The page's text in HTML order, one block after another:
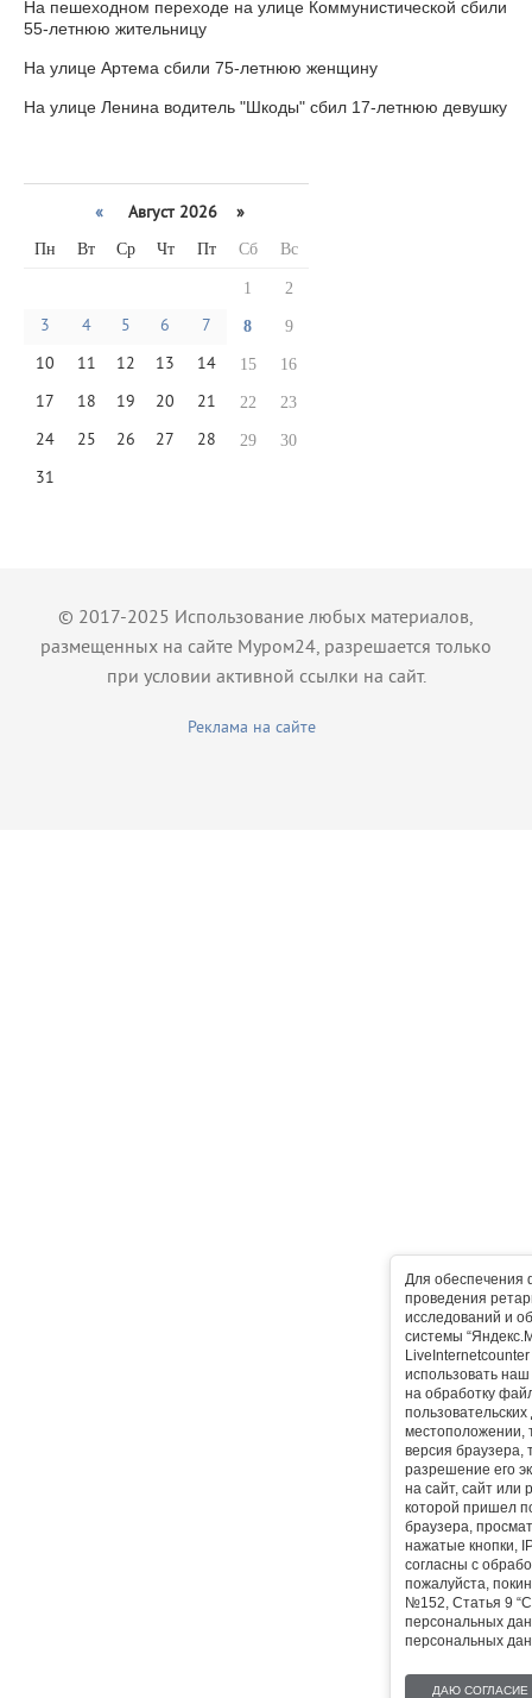
Для обеспечения
проведения
исследований и
системы
использовать
на обработку
местоположении,
версия браузера,
разрешение его
на сайт, сайт или
которой пришел
браузера,
нажатые кнопки,
согласны с
пожалуйста,
№152, Статья 9
персональных
персональных
ДАЮ СОГЛАСИЕ
На пешеходном переходе на улице Коммунистической сбили
55-летнюю жительницу
На улице Артема сбили 75-летнюю женщину
На улице Ленина водитель "Шкоды" сбил 17-летнюю девушку
« Август 2026 »
Пн Вт Ср Чт Пт Сб Вс
1 2
3 4 5 6 7 8 9
10 11 12 13 14 15 16
17 18 19 20 21 22 23
24 25 26 27 28 29 30
31
© 2017-2025 Использование любых материалов,
размещенных на сайте Муром24, разрешается только
при условии активной ссылки на сайт.
Реклама на сайте